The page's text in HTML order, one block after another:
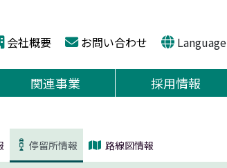
会社概要 お問い合わせ Language
関連事業 採用情報
停留所情報 路線図情報